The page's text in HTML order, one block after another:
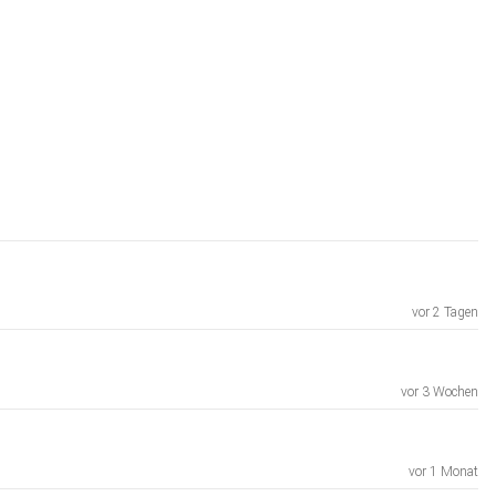
vor 2 Tagen
vor 3 Wochen
vor 1 Monat